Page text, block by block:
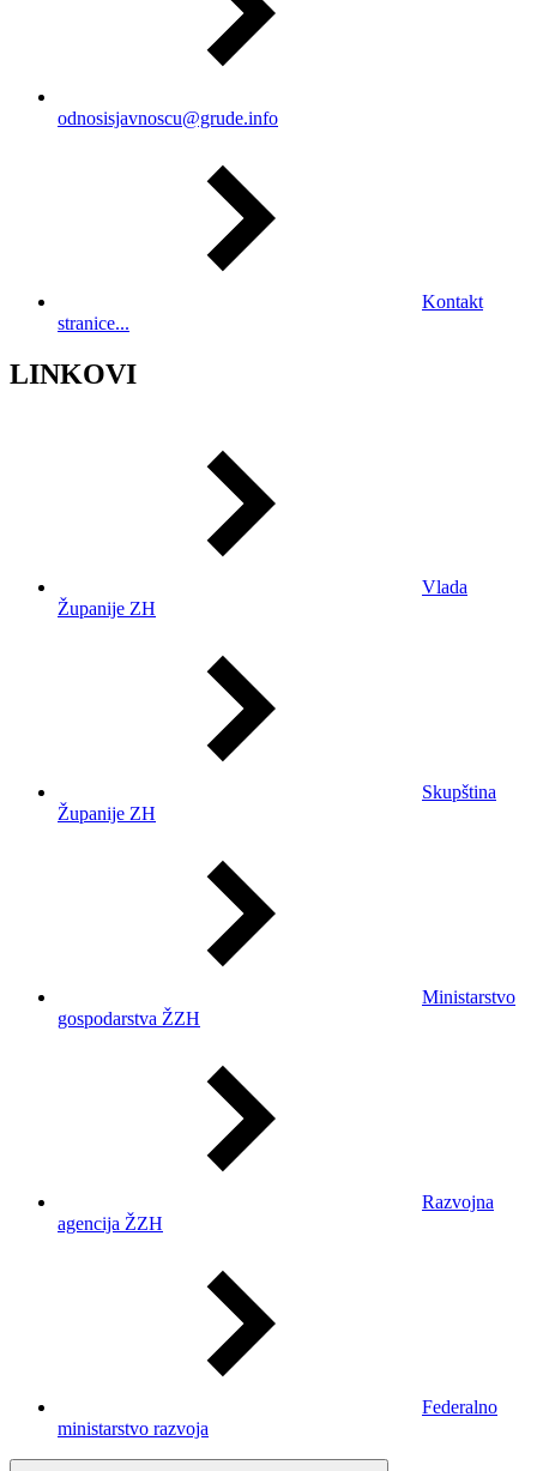
odnosisjavnoscu@grude.info
Kontakt
stranice...
LINKOVI
Vlada
Županije ZH
Skupština
Županije ZH
Ministarstvo
gospodarstva ŽZH
Razvojna
agencija ŽZH
Federalno
ministarstvo razvoja